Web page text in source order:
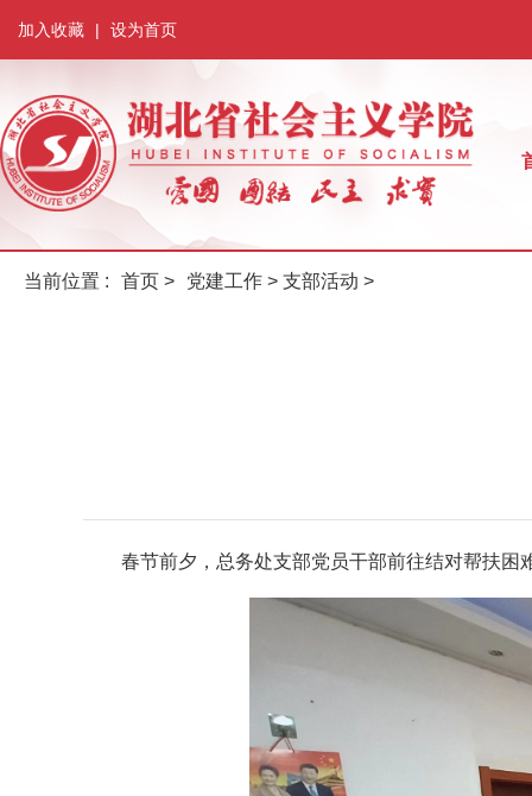
加入收藏 | 设为首页
当前位置 : 首页 > 党建工作 > 支部活动 >
春节前夕，总务处支部党员干部前往结对帮扶